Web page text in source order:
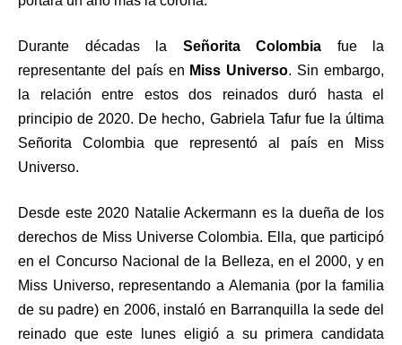
Durante décadas la Señorita Colombia fue la
representante del país en Miss Universo. Sin embargo,
la relación entre estos dos reinados duró hasta el
principio de 2020. De hecho, Gabriela Tafur fue la última
Señorita Colombia que representó al país en Miss
Universo.
Desde este 2020 Natalie Ackermann es la dueña de los
derechos de Miss Universe Colombia. Ella, que participó
en el Concurso Nacional de la Belleza, en el 2000, y en
Miss Universo, representando a Alemania (por la familia
de su padre) en 2006, instaló en Barranquilla la sede del
reinado que este lunes eligió a su primera candidata